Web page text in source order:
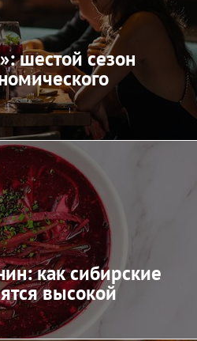
шестой сезон
как сибирские
высокой